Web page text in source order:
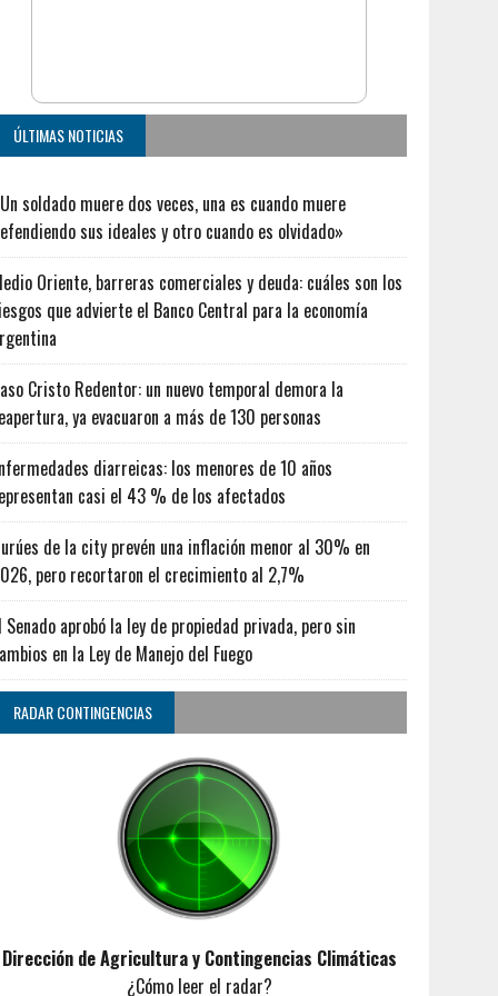
ÚLTIMAS NOTICIAS
soldado muere dos veces, una es cuando muere
sus ideales y otro cuando es olvidado»
Oriente, barreras comerciales y deuda: cuáles son los
que advierte el Banco Central para la economía
Cristo Redentor: un nuevo temporal demora la
ya evacuaron a más de 130 personas
diarreicas: los menores de 10 años
casi el 43 % de los afectados
de la city prevén una inflación menor al 30% en
pero recortaron el crecimiento al 2,7%
Senado aprobó la ley de propiedad privada, pero sin
en la Ley de Manejo del Fuego
RADAR CONTINGENCIAS
Dirección de Agricultura y Contingencias Climáticas
¿Cómo leer el radar?